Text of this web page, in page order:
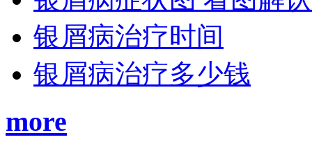
银屑病治疗时间
银屑病治疗多少钱
more